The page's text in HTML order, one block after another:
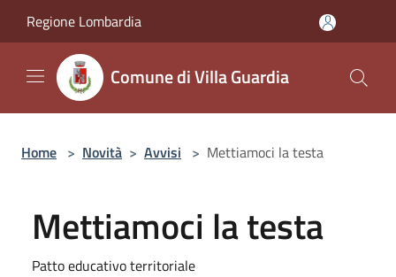
Regione Lombardia
Comune di Villa Guardia
Home > Novità > Avvisi > Mettiamoci la testa
Mettiamoci la testa
Patto educativo territoriale